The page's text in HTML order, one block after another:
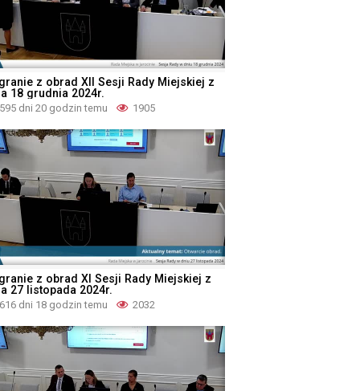
z obrad XII Sesji Rady Miejskiej z
18 grudnia 2024r.
595 dni 20 godzin temu 1905
z obrad XI Sesji Rady Miejskiej z
27 listopada 2024r.
616 dni 18 godzin temu 2032